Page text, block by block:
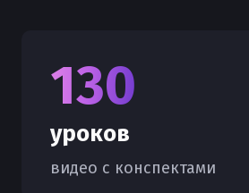
130
уроков
видео с конспектами